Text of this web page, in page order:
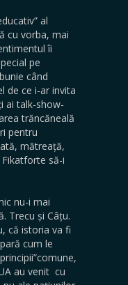
al
cu vorba, mai
îi
pe
când
de ce i-ar invita
ai talk-show-
trăncăneală
pentru
mătreață,
să-i
nu-i mai
Trecu și Câțu.
că istoria va fi
cum le
au venit cu